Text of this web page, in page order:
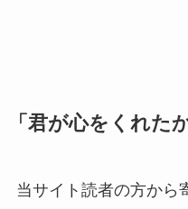
「君が心をくれた
当サイト読者の方から